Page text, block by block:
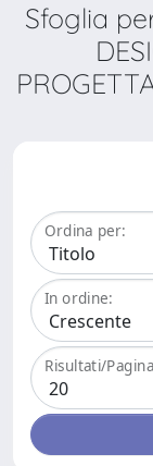
Sfoglia
Ordina per:
In ordine:
Risultati/Pagina